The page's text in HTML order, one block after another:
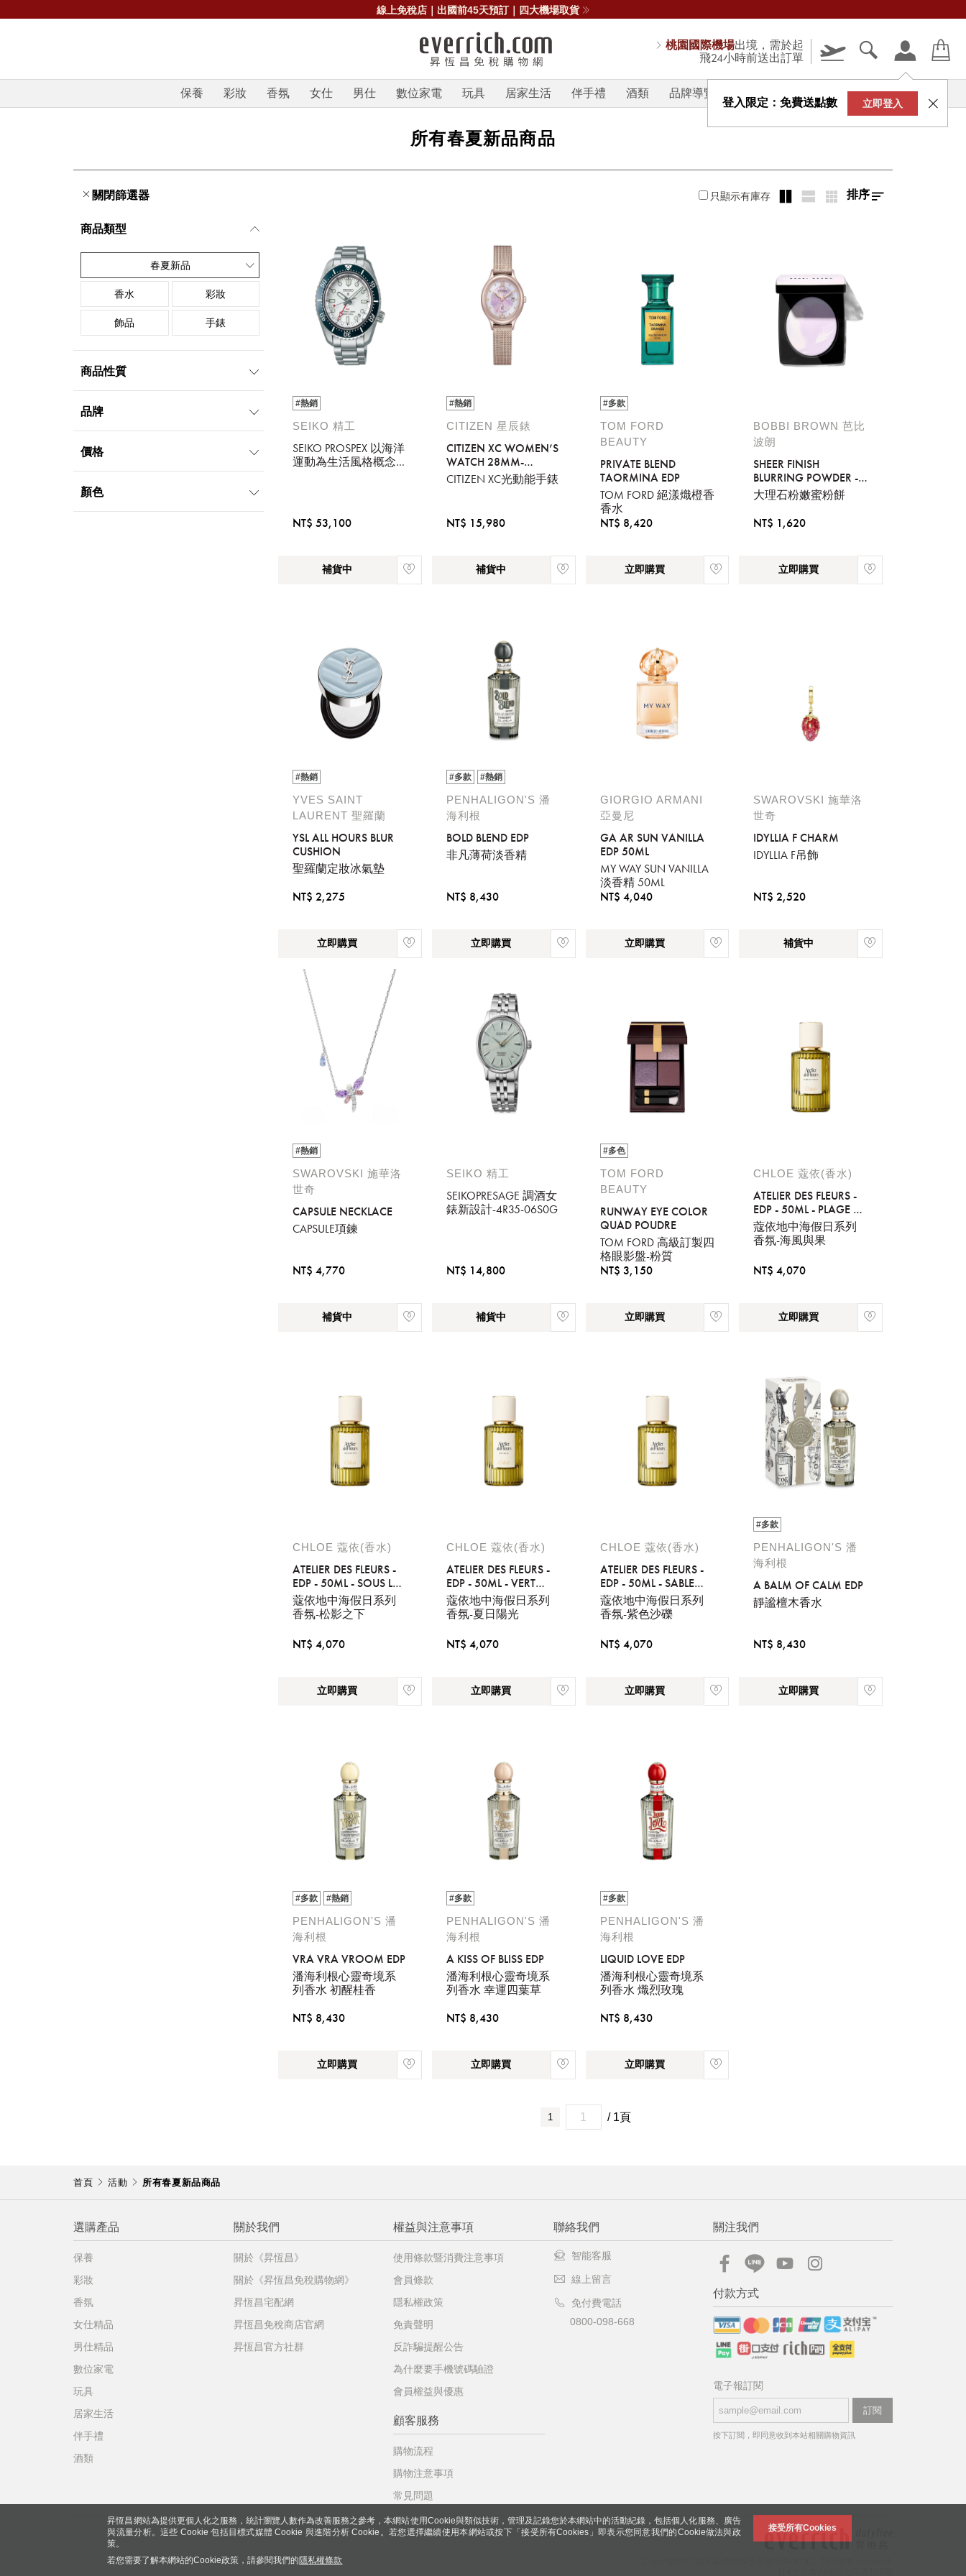
線上免稅店｜出國前45天預訂｜四大機場取貨
桃園國際機場出境，需於起
飛24小時前送出訂單
登入限定：免費送點數 立即登入
保養 彩妝 香氛 女仕 男仕 數位家電 玩具 居家生活 伴手禮 酒類 品牌導覽 V-STORY
請選擇您的搭機地點
所有春夏新品商品
關閉篩選器 只顯示有庫存 排序
商品類型
春夏新品
香水 彩妝
飾品 手錶
商品性質
品牌
TOM FORD BEAUTY
價格
1000元-1999元
顏色
#熱銷
SEIKO 精工
SEIKO PROSPEX 以海洋
運動為生活風格概念
NT$ 53,100
補貨中
#熱銷
CITIZEN 星辰錶
CITIZEN XC WOMEN’S
WATCH 28MM-
EW2638-56A
CITIZEN XC光動能手錶
NT$ 15,980
補貨中
#多款
TOM FORD
BEAUTY
PRIVATE BLEND
TAORMINA EDP
TOM FORD 絕漾熾橙香
香水
NT$ 8,420
立即購買
BOBBI BROWN 芭比
波朗
SHEER FINISH
BLURRING POWDER -
PEARL LAVENDER
大理石粉嫩蜜粉餅
NT$ 1,620
立即購買
#熱銷
YVES SAINT
LAURENT 聖羅蘭
YSL ALL HOURS BLUR
CUSHION
聖羅蘭定妝冰氣墊
NT$ 2,275
立即購買
#多款 #熱銷
PENHALIGON'S 潘
海利根
BOLD BLEND EDP
非凡薄荷淡香精
NT$ 8,430
立即購買
GIORGIO ARMANI
亞曼尼
GA AR SUN VANILLA
EDP 50ML
MY WAY SUN VANILLA
淡香精 50ML
NT$ 4,040
立即購買
SWAROVSKI 施華洛
世奇
IDYLLIA F CHARM
IDYLLIA F吊飾
NT$ 2,520
補貨中
#熱銷
SWAROVSKI 施華洛
世奇
CAPSULE NECKLACE
CAPSULE項鍊
NT$ 4,770
補貨中
SEIKO 精工
SEIKOPRESAGE 調酒女
錶新設計-4R35-06S0G
NT$ 14,800
補貨中
#多色
TOM FORD
BEAUTY
RUNWAY EYE COLOR
QUAD POUDRE
TOM FORD 高級訂製四
格眼影盤-粉質
NT$ 3,150
立即購買
CHLOE 蔻依(香水)
ATELIER DES FLEURS -
EDP - 50ML - PLAGE DU
FIGUIER
蔻依地中海假日系列
香氛-海風與果
NT$ 4,070
立即購買
CHLOE 蔻依(香水)
ATELIER DES FLEURS -
EDP - 50ML - SOUS LES
PINS
蔻依地中海假日系列
香氛-松影之下
NT$ 4,070
立即購買
CHLOE 蔻依(香水)
ATELIER DES FLEURS -
EDP - 50ML - VERT
MEDITERRANEE
蔻依地中海假日系列
香氛-夏日陽光
NT$ 4,070
立即購買
CHLOE 蔻依(香水)
ATELIER DES FLEURS -
EDP - 50ML - SABLE
LAVANDE
蔻依地中海假日系列
香氛-紫色沙礫
NT$ 4,070
立即購買
#多款
PENHALIGON'S 潘
海利根
A BALM OF CALM EDP
靜謐檀木香水
NT$ 8,430
立即購買
#多款 #熱銷
PENHALIGON'S 潘
海利根
VRA VRA VROOM EDP
潘海利根心靈奇境系
列香水 初醒桂香
NT$ 8,430
立即購買
#多款
PENHALIGON'S 潘
海利根
A KISS OF BLISS EDP
潘海利根心靈奇境系
列香水 幸運四葉草
NT$ 8,430
立即購買
#多款
PENHALIGON'S 潘
海利根
LIQUID LOVE EDP
潘海利根心靈奇境系
列香水 熾烈玫瑰
NT$ 8,430
立即購買
1 / 1頁
首頁 活動 所有春夏新品商品
昇恆昌網站為提供更個人化之服務，統計瀏覽人數作為改善服務之參考，本網站使用Cookie與類似技術，管理及記錄您於本網站中的活動紀錄，包括個人化服務、廣告
與流量分析。這些 Cookie 包括目標式媒體 Cookie 與進階分析 Cookie。若您選擇繼續使用本網站或按下「接受所有Cookies」即表示您同意我們的Cookie做法與政
策。
若您需要了解本網站的Cookie政策，請參閱我們的隱私權條款
接受所有Cookies
選購產品
保養
彩妝
香氛
女仕精品
男仕精品
數位家電
玩具
居家生活
伴手禮
酒類
關於我們
關於《昇恆昌》
關於《昇恆昌免稅購物網》
昇恆昌宅配網
昇恆昌免稅商店官網
昇恆昌官方社群
權益與注意事項
使用條款暨消費注意事項
會員條款
隱私權政策
免責聲明
反詐騙提醒公告
為什麼要手機號碼驗證
會員權益與優惠
顧客服務
購物流程
購物注意事項
常見問題
聯絡我們
智能客服
線上留言
免付費電話
0800-098-668
關注我們
付款方式
電子報訂閱
訂閱
按下訂閱，即同意收到本站相關購物資訊